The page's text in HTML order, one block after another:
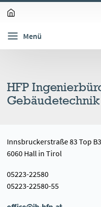
zum Inhalt springen (Alt + 0)
zur Navigation springen (Alt
zur Suche springen (Alt + 2)
Hochkontrastmodus ein-/
Barrierefreiheits-Widget
Menü
HFP
Innsbruckerstraße 83 Top B3
6060 Hall in Tirol
05223-22580
05223-22580-55